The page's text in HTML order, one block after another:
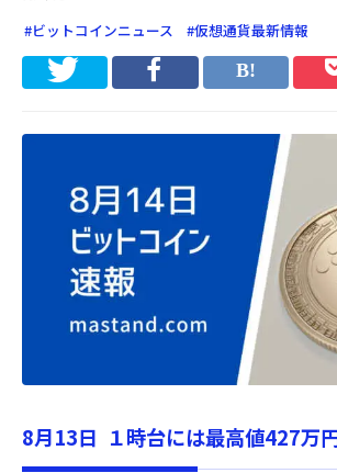
#ビットコインニュース #仮想通貨最新情報
8月13日 １時台には最高値427万